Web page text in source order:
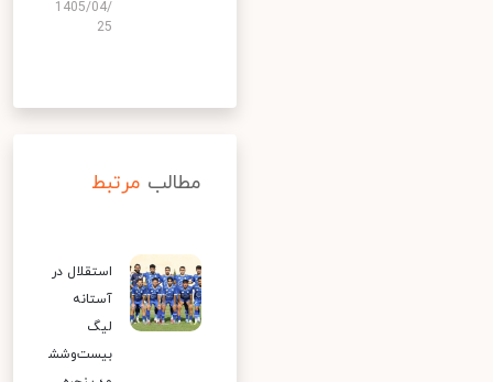
1405/04/
25
مطالب مرتبط
استقلال در
آستانه
لیگ
بیست‌وشش